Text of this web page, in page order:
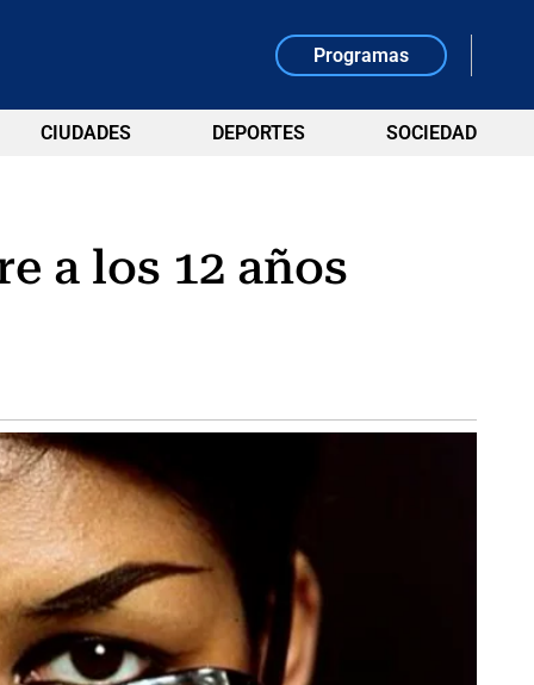
Programas
CIUDADES DEPORTES SOCIEDAD
a los 12 años